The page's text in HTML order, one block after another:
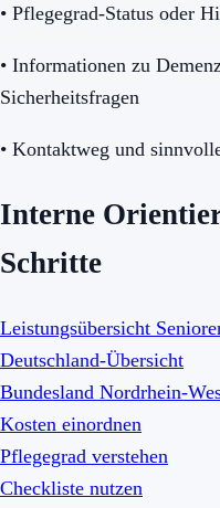
• Pflegegrad-Status oder
• Informationen zu
Sicherheitsfragen
• Kontaktweg und
Interne
Schritte
Leistungsübersicht
Deutschland-Übersicht
Bundesland Nordrhein-
Kosten einordnen
Pflegegrad verstehen
Checkliste nutzen